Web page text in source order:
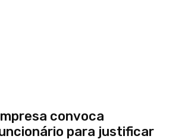
convoca
para justificar